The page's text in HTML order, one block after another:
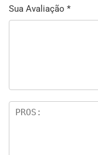
Sua Avaliação *